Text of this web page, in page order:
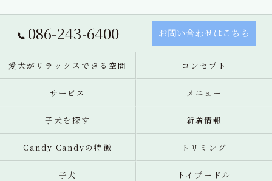
086-243-6400 お問い合わせはこちら
愛犬がリラックスできる空間 コンセプト
サービス メニュー
子犬を探す 新着情報
Candy Candyの特徴 トリミング
子犬 トイプードル